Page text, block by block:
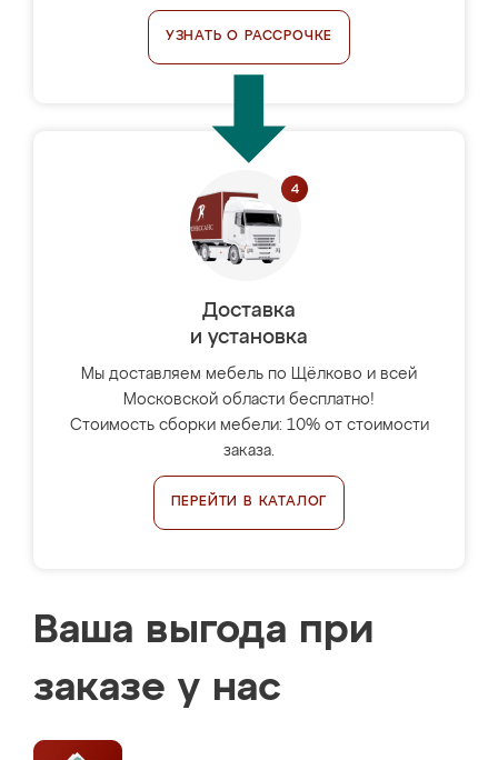
УЗНАТЬ О РАССРОЧКЕ
Доставка
и установка
Мы доставляем мебель по Щёлково и всей
Московской области бесплатно!
Стоимость сборки мебели: 10% от стоимости
заказа.
ПЕРЕЙТИ В КАТАЛОГ
Ваша выгода при
заказе у нас